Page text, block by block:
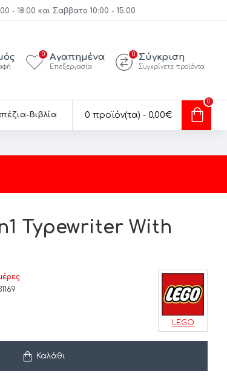
- 18:00 και Σαββατο 10:00 - 15:00
Αγαπημένα
Επεξεργασία
0 Σύγκριση
Συγκρίνετε προϊόντα
0
Βιβλία 0 προϊόν(τα) - 0,00€
0
Typewriter With
LEGO
Καλάθι